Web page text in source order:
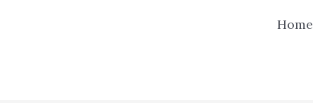
Home